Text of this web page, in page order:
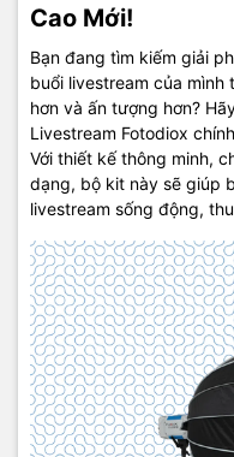
Cao Mới!
Bạn đang tìm kiếm giải
buổi livestream của
hơn và ấn tượng hơn?
Livestream Fotodiox
Với thiết kế thông minh,
dạng, bộ kit này sẽ giúp
livestream sống động,